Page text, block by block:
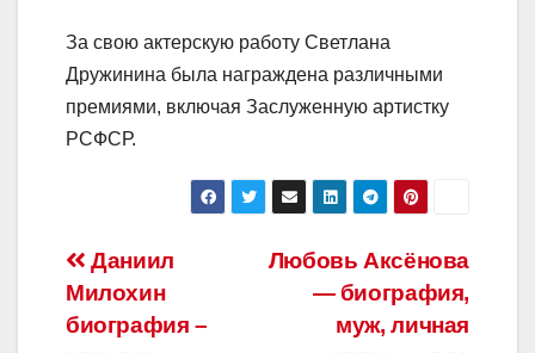
За свою актерскую работу Светлана
Дружинина была награждена различными
премиями, включая Заслуженную артистку
РСФСР.
Навигация
по
Любовь Аксёнова
— биография,
муж, личная
Даниил
Милохин
биография –